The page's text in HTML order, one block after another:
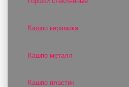
Кашпо керамика
Кашпо металл
Кашпо пластик